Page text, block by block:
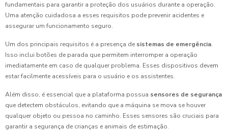
fundamentais para garantir a proteção dos usuários durante a operação.
Uma atenção cuidadosa a esses requisitos pode prevenir acidentes e
assegurar um funcionamento seguro.
Um dos principais requisitos é a presença de sistemas de emergência.
Isso inclui botões de parada que permitem interromper a operação
imediatamente em caso de qualquer problema. Esses dispositivos devem
estar facilmente acessíveis para o usuário e os assistentes.
Além disso, é essencial que a plataforma possua sensores de segurança
que detectem obstáculos, evitando que a máquina se mova se houver
qualquer objeto ou pessoa no caminho. Esses sensores são cruciais para
garantir a segurança de crianças e animais de estimação.